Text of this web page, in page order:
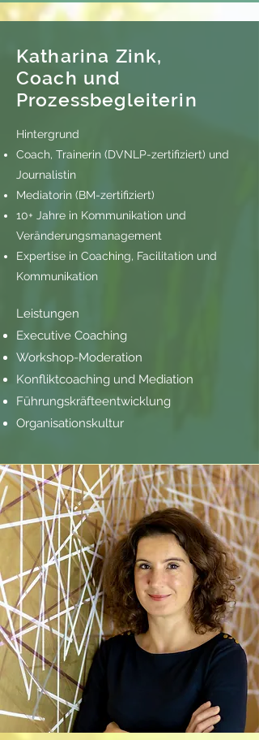
Katharina Zink,
Coach und
Prozessbegleiterin
Hintergrund​
Coach, Trainerin (DVNLP-zertifiziert) und
Journalistin
Mediatorin (BM-zertifiziert)
10+ Jahre in Kommunikation und
Veränderungsmanagement
Expertise in Coaching, Facilitation und
Kommunikation
Leistungen
Executive Coaching
Workshop-Moderation
Konfliktcoaching und Mediation
Führungskräfteentwicklung
Organisationskultur